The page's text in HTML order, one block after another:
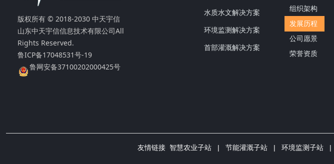
版权所有 © 2018-2030 中天宇信
山东中天宇信信息技术有限公司All
Rights Reserved.
鲁ICP备17048531号-19
鲁网安备37100202000425号
水质水文解决方案
环境监测解决方案
首部灌溉解决方案
组织架构
发展历程
公司愿景
荣誉资质
友情链接 智慧农业子站 | 节能灌溉子站 | 环境监测子站 |